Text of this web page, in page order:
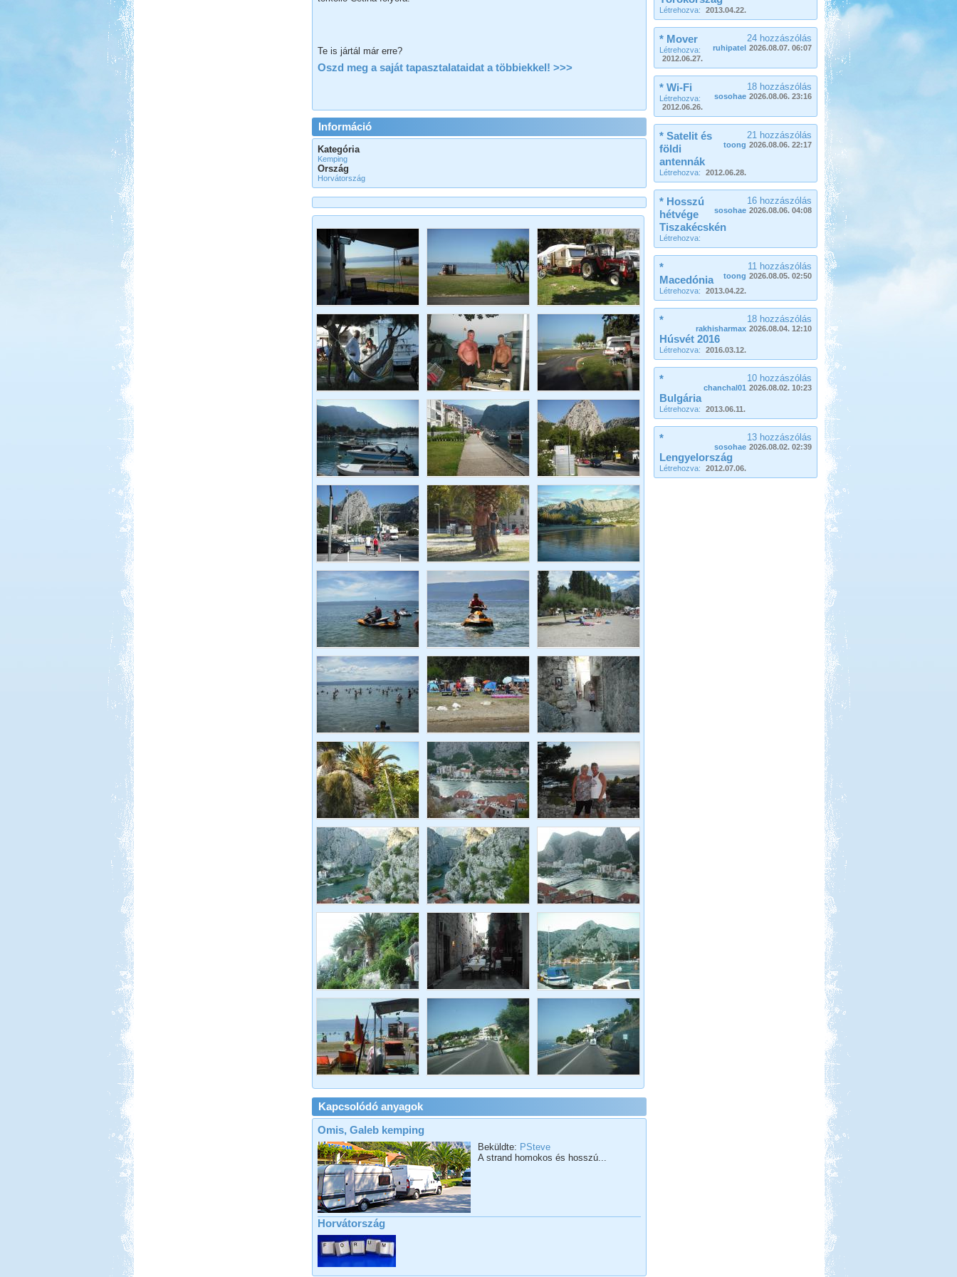
Te is jártál már erre?
Oszd meg a saját tapasztalataidat a többiekkel! >>>
Információ
Kategória
Kemping
Ország
Horvátország
Kapcsolódó anyagok
Omis, Galeb kemping
Beküldte: PSteve
A strand homokos és hosszú...
Horvátország
két részre szakadt...
Pecázás Akaliban
Beküldte:GaborApa
Ide már többször is ellátogattunk, és
ennek több oka is van.
Északi kis körút 2013.
augusztus
Beküldte:
Nagyon megérte, és felejthetetlen,
nagyszerű élményeket okozott...
Bosznia-Hercegovina,
Montenegró, Albánia
Beküldte:Juli
Eredetileg több időt szerettünk volna
Albániában tölteni....
Kempingezzünk kicsikkel.
Létrehozva: 2013.04.22.
24 hozzászólás
ruhipatel 2026.08.07. 06:07
* Mover
Létrehozva:
2012.06.27.
18 hozzászólás
sosohae 2026.08.06. 23:16
* Wi-Fi
Létrehozva:
2012.06.26.
21 hozzászólás
toong 2026.08.06. 22:17
* Satelit és
földi
antennák
Létrehozva: 2012.06.28.
16 hozzászólás
sosohae 2026.08.06. 04:08
* Hosszú
hétvége
Tiszakécskén
Létrehozva:
11 hozzászólás
toong 2026.08.05. 02:50
*
Macedónia
Létrehozva: 2013.04.22.
18 hozzászólás
rakhisharmax 2026.08.04. 12:10
*
Húsvét 2016
Létrehozva: 2016.03.12.
10 hozzászólás
chanchal01 2026.08.02. 10:23
*
Bulgária
Létrehozva: 2013.06.11.
13 hozzászólás
sosohae 2026.08.02. 02:39
*
Lengyelország
Létrehozva: 2012.07.06.